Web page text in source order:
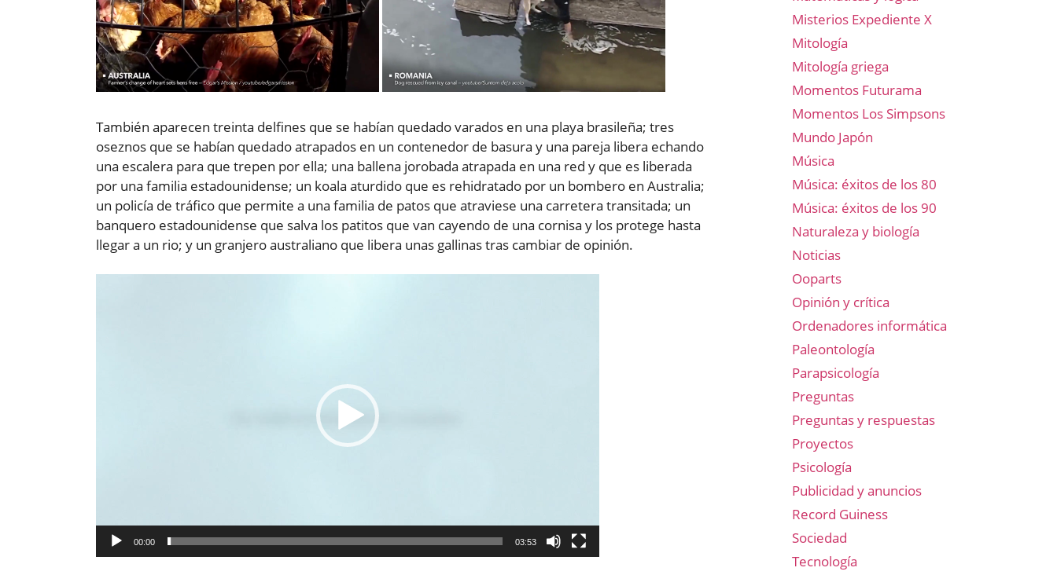
También aparecen treinta delfines que se habían quedado varados en una playa brasileña; tres
oseznos que se habían quedado atrapados en un contenedor de basura y una pareja libera echando
una escalera para que trepen por ella; una ballena jorobada atrapada en una red y que es liberada
por una familia estadounidense; un koala aturdido que es rehidratado por un bombero en Australia;
un policía de tráfico que permite a una familia de patos que atraviese una carretera transitada; un
banquero estadounidense que salva los patitos que van cayendo de una cornisa y los protege hasta
llegar a un rio; y un granjero australiano que libera unas gallinas tras cambiar de opinión.
00:00 03:53
Misterios Expediente X
Mitología
Mitología griega
Momentos Futurama
Momentos Los Simpsons
Mundo Japón
Música
Música: éxitos de los 80
Música: éxitos de los 90
Naturaleza y biología
Noticias
Ooparts
Opinión y crítica
Ordenadores informática
Paleontología
Parapsicología
Preguntas
Preguntas y respuestas
Proyectos
Psicología
Publicidad y anuncios
Record Guiness
Sociedad
Tecnología